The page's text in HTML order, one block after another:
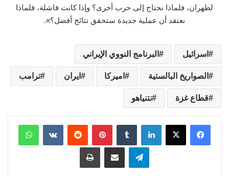
لطهران، فلماذا نحتاج إلى حرب أخرى؟ وإذا كانت فاشلة، فلماذا
نعتقد أن عملية جديدة ستحقق نتائج أفضل؟».
اسرائيل البرنامج النووي الإيراني
الصواريخ البالستية اميركا ايران ترامب
قطاع غزة نتنياهو
لينكدإن بينتيريست
تيلقرام مشاركة عبر البريد طباعة